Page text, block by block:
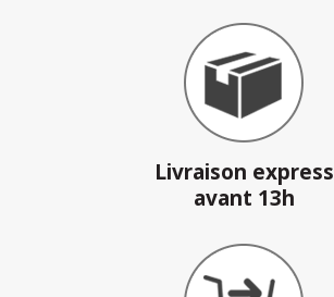
Livraison express
avant 13h